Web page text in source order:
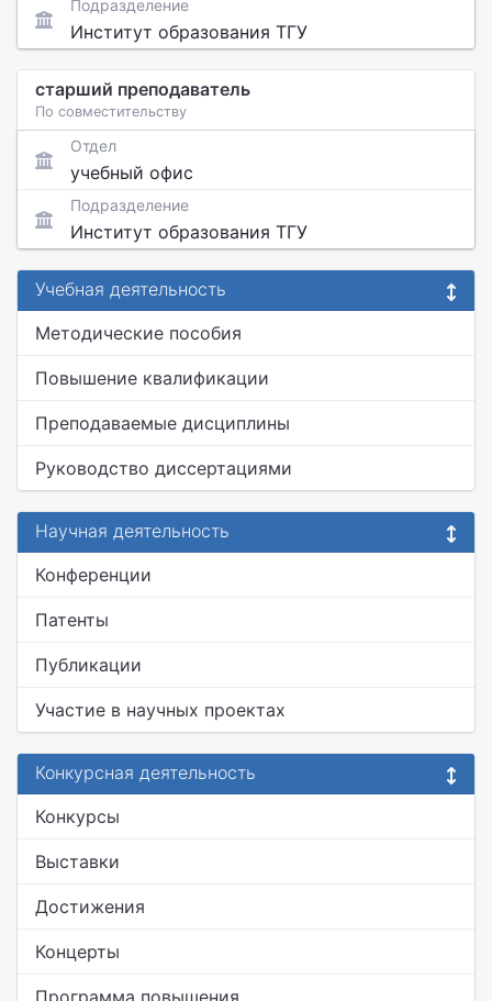
Подразделение
Институт образования ТГУ
старший преподаватель
По совместительству
Отдел
учебный офис
Подразделение
Институт образования ТГУ
Учебная деятельность
Методические пособия
Повышение квалификации
Преподаваемые дисциплины
Руководство диссертациями
Научная деятельность
Конференции
Патенты
Публикации
Участие в научных проектах
Конкурсная деятельность
Конкурсы
Выставки
Достижения
Концерты
Программа повышения